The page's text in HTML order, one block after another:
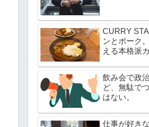
CURRY
ンとポーク
える本格派
飲み会で政
ど、無駄で
はない。
仕事が好き